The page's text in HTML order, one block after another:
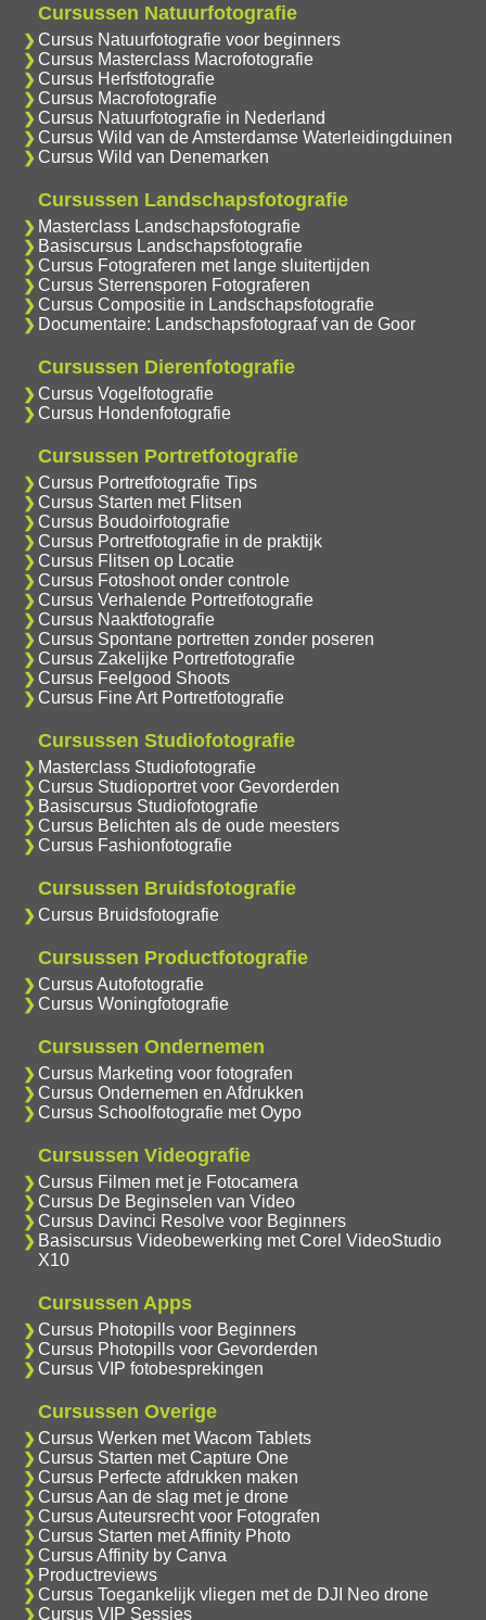
Cursussen Natuurfotografie
Cursus Natuurfotografie voor beginners
Cursus Masterclass Macrofotografie
Cursus Herfstfotografie
Cursus Macrofotografie
Cursus Natuurfotografie in Nederland
Cursus Wild van de Amsterdamse Waterleidingduinen
Cursus Wild van Denemarken
Cursussen Landschapsfotografie
Masterclass Landschapsfotografie
Basiscursus Landschapsfotografie
Cursus Fotograferen met lange sluitertijden
Cursus Sterrensporen Fotograferen
Cursus Compositie in Landschapsfotografie
Documentaire: Landschapsfotograaf van de Goor
Cursussen Dierenfotografie
Cursus Vogelfotografie
Cursus Hondenfotografie
Cursussen Portretfotografie
Cursus Portretfotografie Tips
Cursus Starten met Flitsen
Cursus Boudoirfotografie
Cursus Portretfotografie in de praktijk
Cursus Flitsen op Locatie
Cursus Fotoshoot onder controle
Cursus Verhalende Portretfotografie
Cursus Naaktfotografie
Cursus Spontane portretten zonder poseren
Cursus Zakelijke Portretfotografie
Cursus Feelgood Shoots
Cursus Fine Art Portretfotografie
Cursussen Studiofotografie
Masterclass Studiofotografie
Cursus Studioportret voor Gevorderden
Basiscursus Studiofotografie
Cursus Belichten als de oude meesters
Cursus Fashionfotografie
Cursussen Bruidsfotografie
Cursus Bruidsfotografie
Cursussen Productfotografie
Cursus Autofotografie
Cursus Woningfotografie
Cursussen Ondernemen
Cursus Marketing voor fotografen
Cursus Ondernemen en Afdrukken
Cursus Schoolfotografie met Oypo
Cursussen Videografie
Cursus Filmen met je Fotocamera
Cursus De Beginselen van Video
Cursus Davinci Resolve voor Beginners
Basiscursus Videobewerking met Corel VideoStudio
X10
Cursussen Apps
Cursus Photopills voor Beginners
Cursus Photopills voor Gevorderden
Cursus VIP fotobesprekingen
Cursussen Overige
Cursus Werken met Wacom Tablets
Cursus Starten met Capture One
Cursus Perfecte afdrukken maken
Cursus Aan de slag met je drone
Cursus Auteursrecht voor Fotografen
Cursus Starten met Affinity Photo
Cursus Affinity by Canva
Productreviews
Cursus Toegankelijk vliegen met de DJI Neo drone
Cursus VIP Sessies